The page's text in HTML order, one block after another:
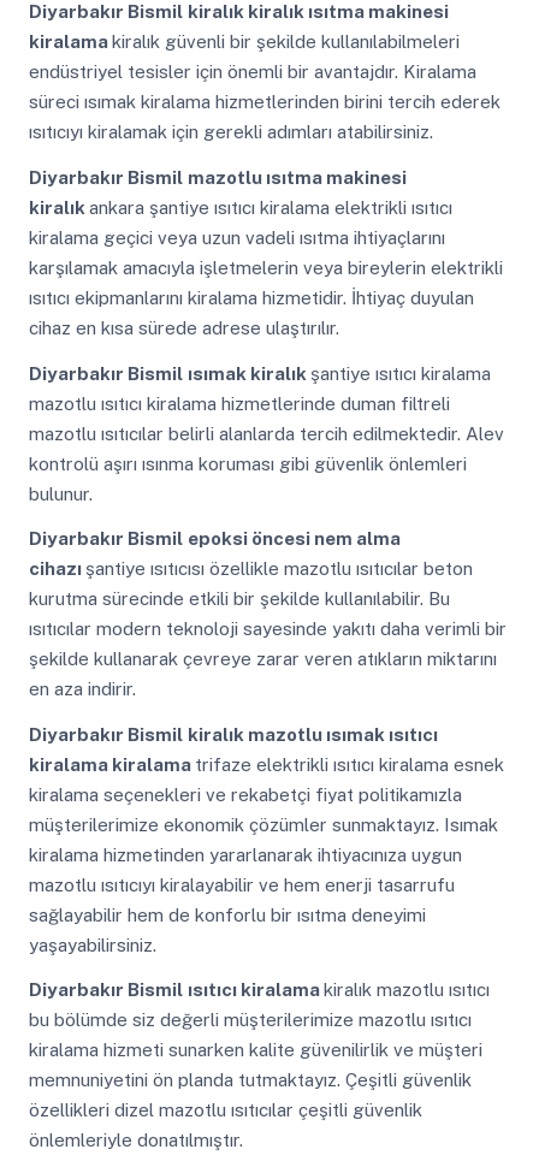
Diyarbakır Bismil kiralık kiralık ısıtma makinesi
kiralamakiralık güvenli bir şekilde kullanılabilmeleri
endüstriyel tesisler için önemli bir avantajdır. Kiralama
süreci ısımak kiralama hizmetlerinden birini tercih ederek
ısıtıcıyı kiralamak için gerekli adımları atabilirsiniz.
Diyarbakır Bismil mazotlu ısıtma makinesi
kiralık ankara şantiye ısıtıcı kiralama elektrikli ısıtıcı
kiralama geçici veya uzun vadeli ısıtma ihtiyaçlarını
karşılamak amacıyla işletmelerin veya bireylerin elektrikli
ısıtıcı ekipmanlarını kiralama hizmetidir. İhtiyaç duyulan
cihaz en kısa sürede adrese ulaştırılır.
Diyarbakır Bismil ısımak kiralık şantiye ısıtıcı kiralama
mazotlu ısıtıcı kiralama hizmetlerinde duman filtreli
mazotlu ısıtıcılar belirli alanlarda tercih edilmektedir. Alev
kontrolü aşırı ısınma koruması gibi güvenlik önlemleri
bulunur.
Diyarbakır Bismil epoksi öncesi nem alma
cihazı şantiye ısıtıcısı özellikle mazotlu ısıtıcılar beton
kurutma sürecinde etkili bir şekilde kullanılabilir. Bu
ısıtıcılar modern teknoloji sayesinde yakıtı daha verimli bir
şekilde kullanarak çevreye zarar veren atıkların miktarını
en aza indirir.
Diyarbakır Bismil kiralık mazotlu ısımak ısıtıcı
kiralama kiralama trifaze elektrikli ısıtıcı kiralama esnek
kiralama seçenekleri ve rekabetçi fiyat politikamızla
müşterilerimize ekonomik çözümler sunmaktayız. Isımak
kiralama hizmetinden yararlanarak ihtiyacınıza uygun
mazotlu ısıtıcıyı kiralayabilir ve hem enerji tasarrufu
sağlayabilir hem de konforlu bir ısıtma deneyimi
yaşayabilirsiniz.
Diyarbakır Bismil ısıtıcı kiralama kiralık mazotlu ısıtıcı
bu bölümde siz değerli müşterilerimize mazotlu ısıtıcı
kiralama hizmeti sunarken kalite güvenilirlik ve müşteri
memnuniyetini ön planda tutmaktayız. Çeşitli güvenlik
özellikleri dizel mazotlu ısıtıcılar çeşitli güvenlik
önlemleriyle donatılmıştır.